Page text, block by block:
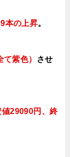
9本の上昇。
紫色）
させ
29090円、終